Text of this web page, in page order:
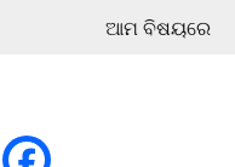
ଆମ ବିଷୟରେ